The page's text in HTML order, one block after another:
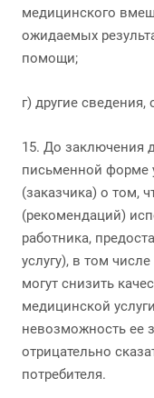
медицинского
ожидаемых
помощи;
г) другие
15. До заключения
письменной форме
(заказчика) о том,
(рекомендаций)
работника,
услугу), в том
могут снизить
медицинской
невозможность ее
отрицательно
потребителя.